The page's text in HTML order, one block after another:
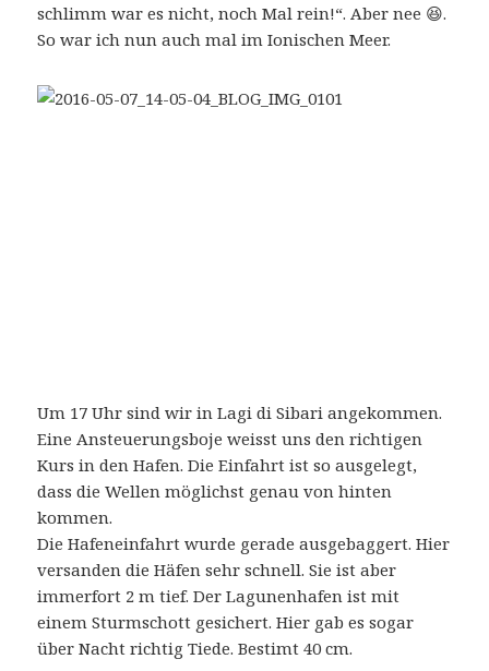
schlimm war es nicht, noch Mal rein!“. Aber nee 😆.
So war ich nun auch mal im Ionischen Meer.
Um 17 Uhr sind wir in Lagi di Sibari angekommen.
Eine Ansteuerungsboje weisst uns den richtigen
Kurs in den Hafen. Die Einfahrt ist so ausgelegt,
dass die Wellen möglichst genau von hinten
kommen.
Die Hafeneinfahrt wurde gerade ausgebaggert. Hier
versanden die Häfen sehr schnell. Sie ist aber
immerfort 2 m tief. Der Lagunenhafen ist mit
einem Sturmschott gesichert. Hier gab es sogar
über Nacht richtig Tiede. Bestimt 40 cm.